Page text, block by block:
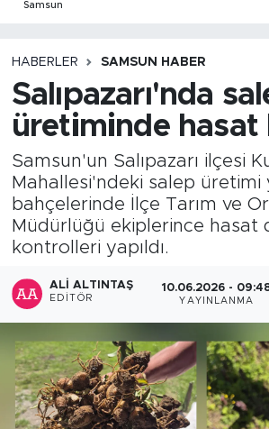
Samsun
HABERLER SAMSUN HABER
Salıpazarı'nda
üretiminde
Samsun'un Salıpazarı ilçesi
Mahallesi'ndeki salep üretimi
bahçelerinde İlçe Tarım ve
Müdürlüğü ekiplerince hasat
kontrolleri yapıldı.
ALI ALTINTAŞ
EDITÖR
10.06.2026 -
YAYINLANMA
Son Dakika Haberleri
Haber Arşivi